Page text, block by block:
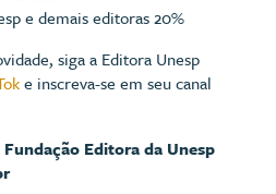
e demais editoras 20%
siga a Editora Unesp
e inscreva-se em seu canal
Editora da Unesp